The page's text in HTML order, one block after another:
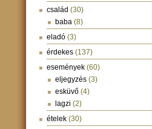
család (30)
baba (8)
eladó (3)
érdekes (137)
események (60)
eljegyzés (3)
esküvő (4)
lagzi (2)
ételek (30)